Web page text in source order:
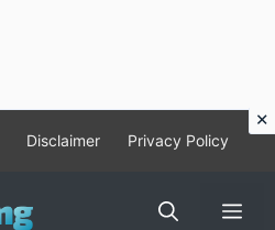
Disclaimer Privacy Policy